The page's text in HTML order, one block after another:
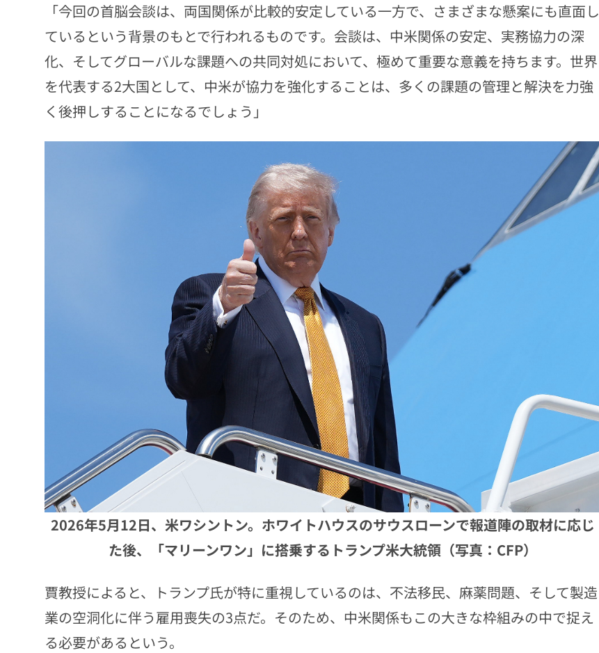
「今回の首脳会談は、両国関係が比較的安定している一方で、さまざまな懸案にも直面し
ているという背景のもとで行われるものです。会談は、中米関係の安定、実務協力の深
化、そしてグローバルな課題への共同対処において、極めて重要な意義を持ちます。世界
を代表する2大国として、中米が協力を強化することは、多くの課題の管理と解決を力強
く後押しすることになるでしょう」
2026年5月12日、米ワシントン。ホワイトハウスのサウスローンで報道陣の取材に応じ
た後、「マリーンワン」に搭乗するトランプ米大統領（写真：CFP）
賈教授によると、トランプ氏が特に重視しているのは、不法移民、麻薬問題、そして製造
業の空洞化に伴う雇用喪失の3点だ。そのため、中米関係もこの大きな枠組みの中で捉え
る必要があるという。